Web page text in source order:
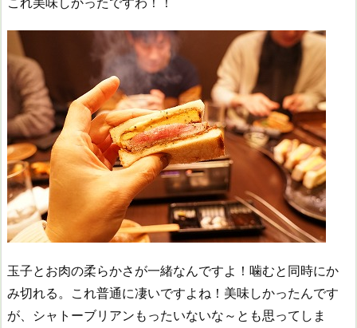
玉子とお肉の柔らかさが一緒なんですよ！噛むと同時にか
み切れる。これ普通に凄いですよね！美味しかったんです
が、シャトーブリアンもったいないな～とも思ってしま